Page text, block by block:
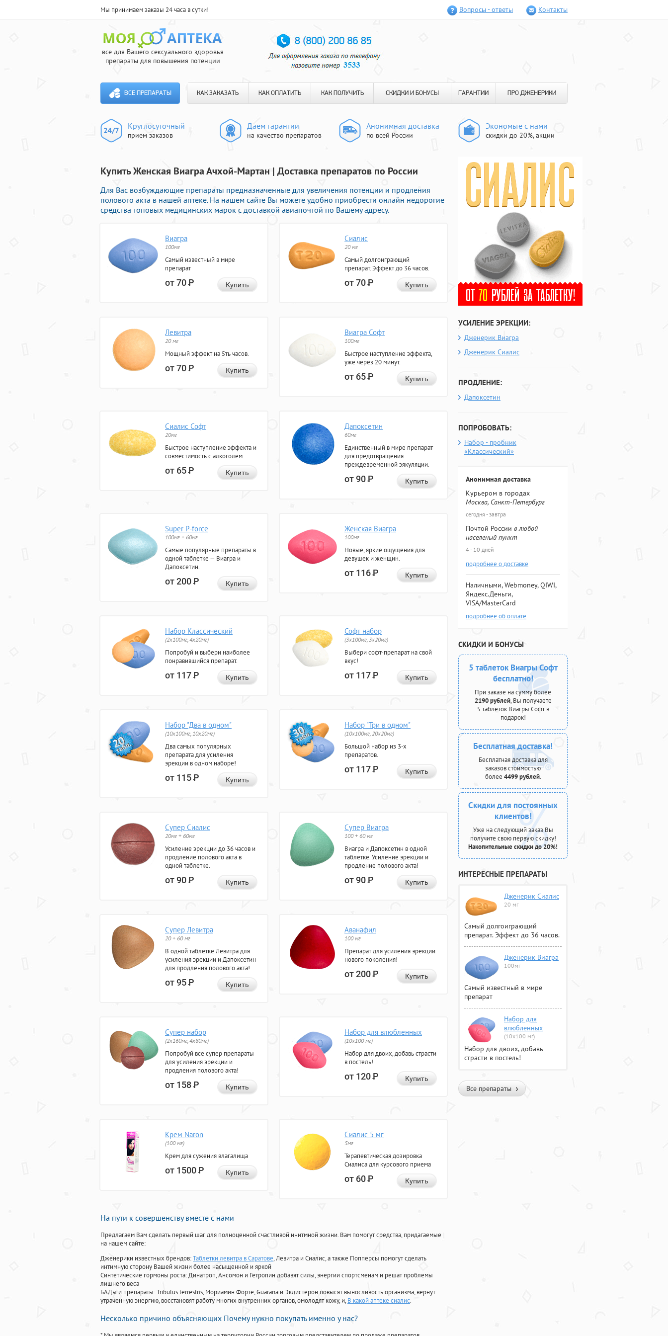
Мы принимаем заказы 24 часа в сутки! Вопросы - ответы Контакты
все для Вашего сексуального здоровья
препараты для повышения потенции
ВСЕ ПРЕПАРАТЫ КАК ЗАКАЗАТЬ КАК ОПЛАТИТЬ КАК ПОЛУЧИТЬ СКИДКИ И БОНУСЫ ГАРАНТИИ ПРО ДЖЕНЕРИКИ
Круглосуточный
прием заказов
Даем гарантии
на качество препаратов
Анонимная доставка
по всей России
Экономьте с нами
скидки до 20%, акции
Купить Женская Виагра Ачхой-Мартан | Доставка препаратов по России
Для Вас возбуждающие препараты предназначенные для увеличения потенции и продления
полового акта в нашей аптеке. На нашем сайте Вы можете удобно приобрести онлайн недорогие
средства топовых медицинских марок с доставкой авиапочтой по Вашему адресу.
Виагра
100мг
Самый известный в мире
препарат
от 70Р Купить
Сиалис
20 мг
Самый долгоиграющий
препарат. Эффект до 36 часов.
от 70Р Купить
Левитра
20 мг
Мощный эффект на 5ть часов.
от 70Р Купить
Виагра Софт
100мг
Быстрое наступление эффекта,
уже через 20 минут.
от 65Р Купить
Сиалис Софт
20мг
Быстрое наступление эффекта и
совместимость с алкоголем.
от 65Р Купить
Дапоксетин
60мг
Единственный в мире препарат
для предотвращения
преждевременной эякуляции.
от 90Р Купить
Super P-force
100мг + 60мг
Самые популярные препараты в
одной таблетке — Виагра и
Дапоксетин.
от 200Р Купить
Женская Виагра
100мг
Новые, яркие ощущения для
девушек и женщин.
от 116Р Купить
Набор Классический
(2x100мг, 4x20мг)
Попробуй и выбери наиболее
понравившийся препарат.
от 117Р Купить
Софт набор
(3x100мг, 3x20мг)
Выбери софт-препарат на свой
вкус!
от 117Р Купить
Набор "Два в одном"
(10x100мг, 10x20мг)
Два самых популярных
препарата для усиления
эрекции в одном наборе!
от 115Р Купить
Набор "Три в одном"
(10x100мг, 20x20мг)
Большой набор из 3-х
препаратов.
от 117Р Купить
Супер Сиалис
20мг + 60мг
Усиление эрекции до 36 часов и
продление полового акта в
одной таблетке.
от 90Р Купить
Супер Виагра
100 + 60 мг
Виагра и Дапоксетин в одной
таблетке. Усиление эрекции и
продление полового акта!
от 90Р Купить
Супер Левитра
20 + 60 мг
В одной таблетке Левитра для
усиления эрекции и Дапоксетин
для продления полового акта!
от 95Р Купить
Аванафил
100 мг
Препарат для усиления эрекции
нового поколения!
от 200Р Купить
Супер набор
(2х160мг, 4х80мг)
Попробуй все супер препараты
для усиления эрекции и
продления полового акта!
от 158Р Купить
Набор для влюбленных
(10х100 мг)
Набор для двоих, добавь страсти
в постель!
от 120Р Купить
Крем Naron
(100 мг)
Крем для сужения влагалища
от 1500Р Купить
Сиалис 5 мг
5мг
Терапевтическая дозировка
Сиалиса для курсового приема
от 60Р Купить
На пути к совершенству вместе с нами
Предлагаем Вам сделать первый шаг для полноценной счастливой инитмной жизни. Вам помогут средства, придагаемые
на нашем сайте:
Дженерики известных брендов:Таблетки левитра в Саратове, Левитра и Сиалис, а также Попперсы помогут сделать
интимную сторону Вашей жизни более насыщенной и яркой
Синтетические гормоны роста: Динатроп, Ансомон и Гетропин добавят силы, энергии спортсменам и решат проблемы
лишнего веса
БАДы и препараты:Tribulus terrestris, Мориамин Форте, Guarana и Экдистерон повысят выносливость организма, вернут
утраченную энергию, восстановят работу многих внутренних органов, омолодят кожу, и, В какой аптеке сиалис.
Несколько причино объясняющих Почему нужно покупать именно у нас?
УСИЛЕНИЕ ЭРЕКЦИИ:
Дженерик Виагра
Дженерик Сиалис
ПРОДЛЕНИЕ:
Дапоксетин
ПОПРОБОВАТЬ:
Набор - пробник
«Классический»
Анонимная доставка
Курьером в городах
Москва, Санкт-Петербург
сегодня - завтра
Почтой России в любой
населеный пункт
4 - 10 дней
подробнее о доставке
Наличными, Webmoney, QIWI,
Яндекс.Деньги,
VISA/MasterCard
подробнее об оплате
СКИДКИ И БОНУСЫ
5 таблеток Виагры Софт
бесплатно!
При заказе на сумму более
2190 рублей, Вы получаете
5 таблеток Виагры Софт в
подарок!
Бесплатная доставка!
Бесплатная доставка для
заказов стоимостью
более 4499 рублей.
Скидки для постоянных
клиентов!
Уже на следующий заказ Вы
получите свою первую скидку!
Накопительные скидки до 20%!
ИНТЕРЕСНЫЕ ПРЕПАРАТЫ
Дженерик Сиалис
20 мг
Самый долгоиграющий
препарат. Эффект до 36 часов.
Дженерик Виагра
100мг
Самый известный в мире
препарат
Набор для
влюбленных
(10х100 мг)
Набор для двоих, добавь
страсти в постель!
Все препараты